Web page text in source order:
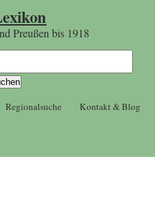
Preußen bis 1918
Regionalsuche Kontakt & Blog